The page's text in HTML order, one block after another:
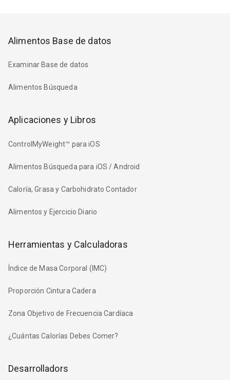
Alimentos Base de datos
Examinar Base de datos
Alimentos Búsqueda
Aplicaciones y Libros
ControlMyWeight™ para iOS
Alimentos Búsqueda para iOS / Android
Caloría, Grasa y Carbohidrato Contador
Alimentos y Ejercicio Diario
Herramientas y Calculadoras
Índice de Masa Corporal (IMC)
Proporción Cintura Cadera
Zona Objetivo de Frecuencia Cardíaca
¿Cuántas Calorías Debes Comer?
Desarrolladors